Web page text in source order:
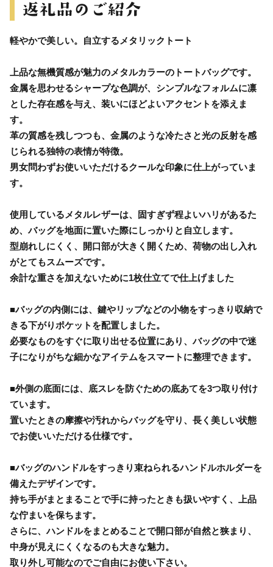
軽やかで美しい。自立するメタリックトート
上品な無機質感が魅力のメタルカラーのトートバッグです。
金属を思わせるシャープな色調が、シンプルなフォルムに凛
とした存在感を与え、装いにほどよいアクセントを添えま
す。
革の質感を残しつつも、金属のような冷たさと光の反射を感
じられる独特の表情が特徴。
男女問わずお使いいただけるクールな印象に仕上がっていま
す。
使用しているメタルレザーは、固すぎず程よいハリがあるた
め、バッグを地面に置いた際にしっかりと自立します。
型崩れしにくく、開口部が大きく開くため、荷物の出し入れ
がとてもスムーズです。
余計な重さを加えないために1枚仕立てで仕上げました
■バッグの内側には、鍵やリップなどの小物をすっきり収納で
きる下がりポケットを配置しました。
必要なものをすぐに取り出せる位置にあり、バッグの中で迷
子になりがちな細かなアイテムをスマートに整理できます。
■外側の底面には、底スレを防ぐための底あてを3つ取り付け
ています。
置いたときの摩擦や汚れからバッグを守り、長く美しい状態
でお使いいただける仕様です。
■バッグのハンドルをすっきり束ねられるハンドルホルダーを
備えたデザインです。
持ち手がまとまることで手に持ったときも扱いやすく、上品
な佇まいを保ちます。
さらに、ハンドルをまとめることで開口部が自然と狭まり、
中身が見えにくくなるのも大きな魅力。
取り外し可能なのでご自由にお使い下さい。